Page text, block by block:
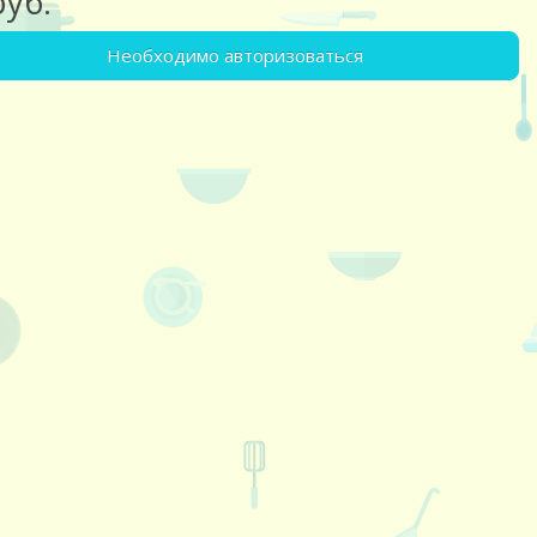
Необходимо авторизоваться